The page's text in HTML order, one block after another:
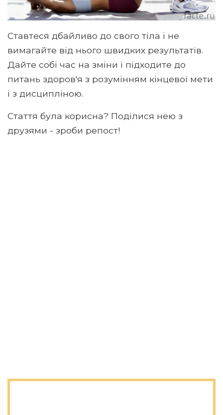
Ставтеся дбайливо до свого тіла і не
вимагайте від нього швидких результатів.
Дайте собі час на зміни і підходите до
питань здоров'я з розумінням кінцевої мети
і з дисципліною.
Стаття була корисна? Поділися нею з
друзями - зроби репост!